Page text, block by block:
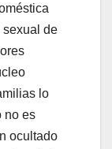
sexual de
lo
no es
ocultado